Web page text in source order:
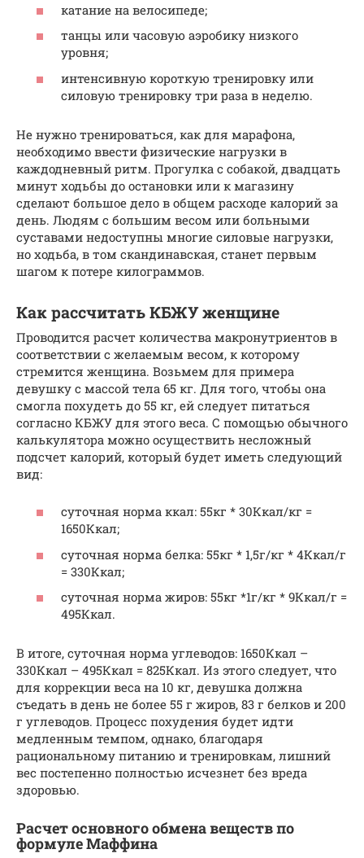
катание на велосипеде;
танцы или часовую аэробику низкого
уровня;
интенсивную короткую тренировку или
силовую тренировку три раза в неделю.
Не нужно тренироваться, как для марафона,
необходимо ввести физические нагрузки в
каждодневный ритм. Прогулка с собакой, двадцать
минут ходьбы до остановки или к магазину
сделают большое дело в общем расходе калорий за
день. Людям с большим весом или больными
суставами недоступны многие силовые нагрузки,
но ходьба, в том скандинавская, станет первым
шагом к потере килограммов.
Как рассчитать КБЖУ женщине
Проводится расчет количества макронутриентов в
соответствии с желаемым весом, к которому
стремится женщина. Возьмем для примера
девушку с массой тела 65 кг. Для того, чтобы она
смогла похудеть до 55 кг, ей следует питаться
согласно КБЖУ для этого веса. С помощью обычного
калькулятора можно осуществить несложный
подсчет калорий, который будет иметь следующий
вид:
суточная норма ккал: 55кг * 30Ккал/кг =
1650Ккал;
суточная норма белка: 55кг * 1,5г/кг * 4Ккал/г
= 330Ккал;
суточная норма жиров: 55кг *1г/кг * 9Ккал/г =
495Ккал.
В итоге, суточная норма углеводов: 1650Ккал –
330Ккал – 495Ккал = 825Ккал. Из этого следует, что
для коррекции веса на 10 кг, девушка должна
съедать в день не более 55 г жиров, 83 г белков и 200
г углеводов. Процесс похудения будет идти
медленным темпом, однако, благодаря
рациональному питанию и тренировкам, лишний
вес постепенно полностью исчезнет без вреда
здоровью.
Расчет основного обмена веществ по
формуле Маффина